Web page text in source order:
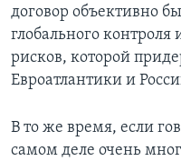
договор объективно
глобального
рисков, которой
Евроатлантики и
В то же время, если
самом деле очень